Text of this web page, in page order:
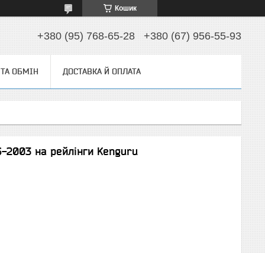
Кошик
+380 (95) 768-65-28 +380 (67) 956-55-93
ОБМІН ДОСТАВКА Й ОПЛАТА
на рейлінги Kenguru